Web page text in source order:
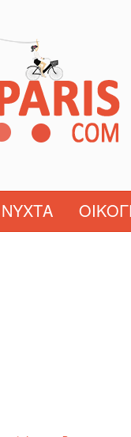
ΝΎΧΤΑ